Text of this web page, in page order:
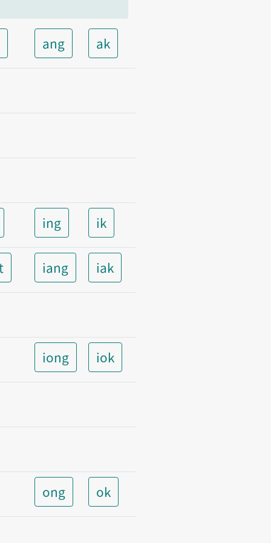
ang ak
ing ik
iang iak
iong iok
ong ok